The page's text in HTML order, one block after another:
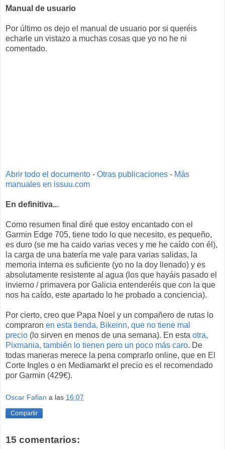
Manual de usuario
Por último os dejo el manual de usuario por si queréis
echarle un vistazo a muchas cosas que yo no he ni
comentado.
Abrir todo el documento - Otras publicaciones - Más
manuales en issuu.com
En definitiva...
Como resumen final diré que estoy encantado con el
Garmin Edge 705, tiene todo lo que necesito, es pequeño,
es duro (se me ha caido varias veces y me he caído con él),
la carga de una batería me vale para varias salidas, la
memoria interna es suficiente (yo no la doy llenado) y es
absolutamente resistente al agua (los que hayáis pasado el
invierno / primavera por Galicia entenderéis que con la que
nos ha caído, este apartado lo he probado a conciencia).
Por cierto, creo que Papa Noel y un compañero de rutas lo
compraron en esta tienda, Bikeinn, que no tiene mal
precio (lo sirven en menos de una semana). En esta otra,
Pixmania, también lo tienen pero un poco más caro. De
todas maneras merece la pena comprarlo online, que en El
Corte Ingles o en Mediamarkt el precio es el recomendado
por Garmin (429€).
Oscar Fafian a las 16:07
Compartir
15 comentarios: